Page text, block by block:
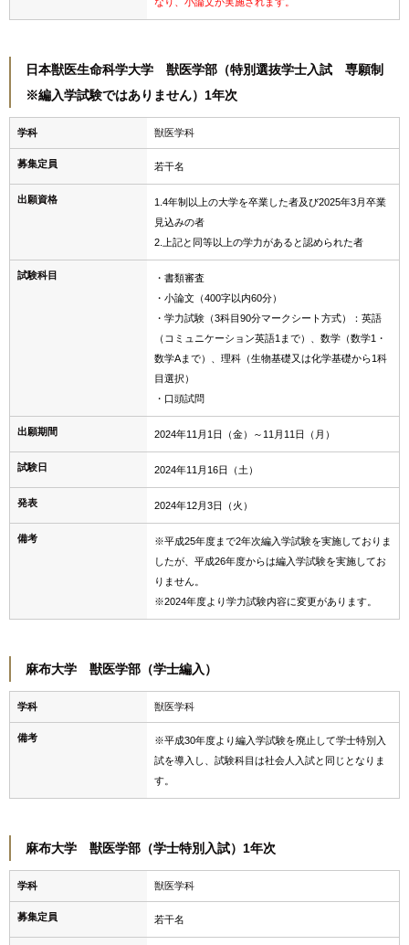
日本獣医生命科学大学 獣医学部（特別選抜学士入試 専願制
※編入学試験ではありません）1年次
学科 獣医学科
募集定員 若干名
出願資格
1.4年制以上の大学を卒業した者及び2025年3月卒業
見込みの者
2.上記と同等以上の学力があると認められた者
試験科目
・書類審査
・小論文（400字以内60分）
・学力試験（3科目90分マークシート方式）：英語
（コミュニケーション英語1まで）、数学（数学1・
数学Aまで）、理科（生物基礎又は化学基礎から1科
目選択）
・口頭試問
出願期間 2024年11月1日（金）～11月11日（月）
試験日 2024年11月16日（土）
発表 2024年12月3日（火）
備考
※平成25年度まで2年次編入学試験を実施しておりま
したが、平成26年度からは編入学試験を実施してお
りません。
※2024年度より学力試験内容に変更があります。
麻布大学 獣医学部（学士編入）
学科 獣医学科
備考
※平成30年度より編入学試験を廃止して学士特別入
試を導入し、試験科目は社会人入試と同じとなりま
す。
麻布大学 獣医学部（学士特別入試）1年次
学科 獣医学科
募集定員 若干名